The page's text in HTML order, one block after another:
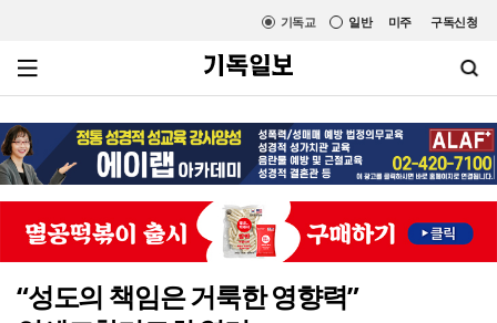
미주 구독신청
일반
기독교
“성도의 책임은 거룩한 영향력”